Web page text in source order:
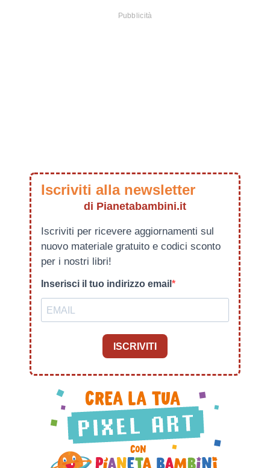
Iscriviti alla newsletter
di Pianetabambini.it
Iscriviti per ricevere aggiornamenti sul
nuovo materiale gratuito e codici sconto
per i nostri libri!
Inserisci il tuo indirizzo email
ISCRIVITI